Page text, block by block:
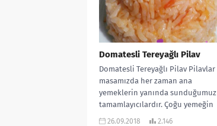
Domatesli Tereyağlı Pilav
Domatesli Tereyağlı Pilav Pilavlar
masamızda her zaman ana
yemeklerin yanında sunduğumuz
tamamlayıcılardır. Çoğu yemeğin
yanına da yakışırlar. Bu ün de...
26.09.2018 2.146